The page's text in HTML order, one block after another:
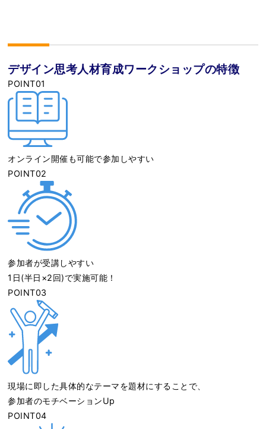
デザイン思考人材育成ワークショップの特徴
POINT01
オンライン開催も可能で参加しやすい
POINT02
参加者が受講しやすい
1日(半日×2回)で実施可能！
POINT03
現場に即した具体的なテーマを題材にすることで、
参加者のモチベーションUp
POINT04